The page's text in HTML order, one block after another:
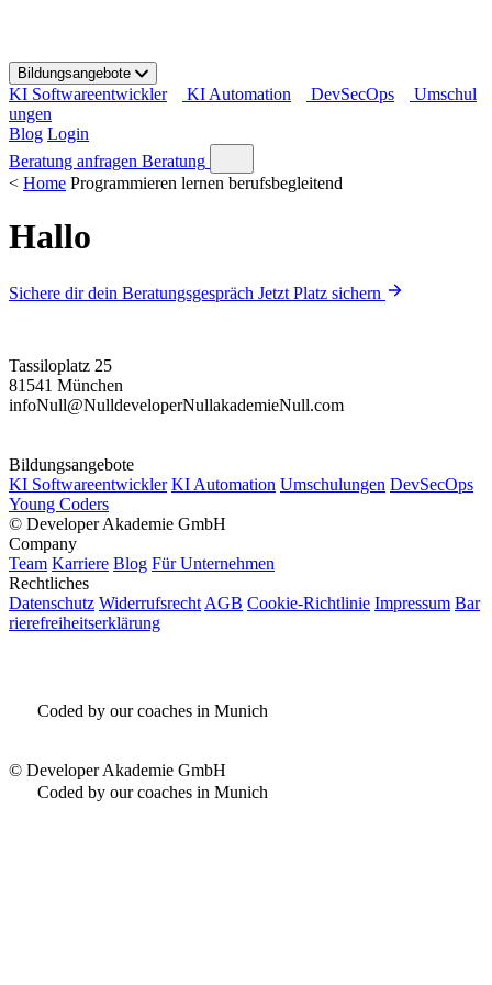
t
o
c
o
n
t
Bildungsangebote
KI Softwareentwickler KI Automation DevSecOps
Umschul
ungen
Blog Login
Beratung anfragen Beratung
< Home Programmieren lernen berufsbegleitend
Hallo
Sichere dir dein Beratungsgespräch Jetzt Platz sichern
Tassiloplatz 25
81541 München
infoNull@NulldeveloperNullakademieNull.com
Bildungsangebote
KI Softwareentwickler KI Automation Umschulungen DevSecOps
Young Coders
© Developer Akademie GmbH
Company
Team Karriere Blog Für Unternehmen
Rechtliches
Datenschutz Widerrufsrecht AGB Cookie-Richtlinie Impressum Bar
rierefreiheitserklärung
Coded by our coaches in Munich
© Developer Akademie GmbH
Coded by our coaches in Munich